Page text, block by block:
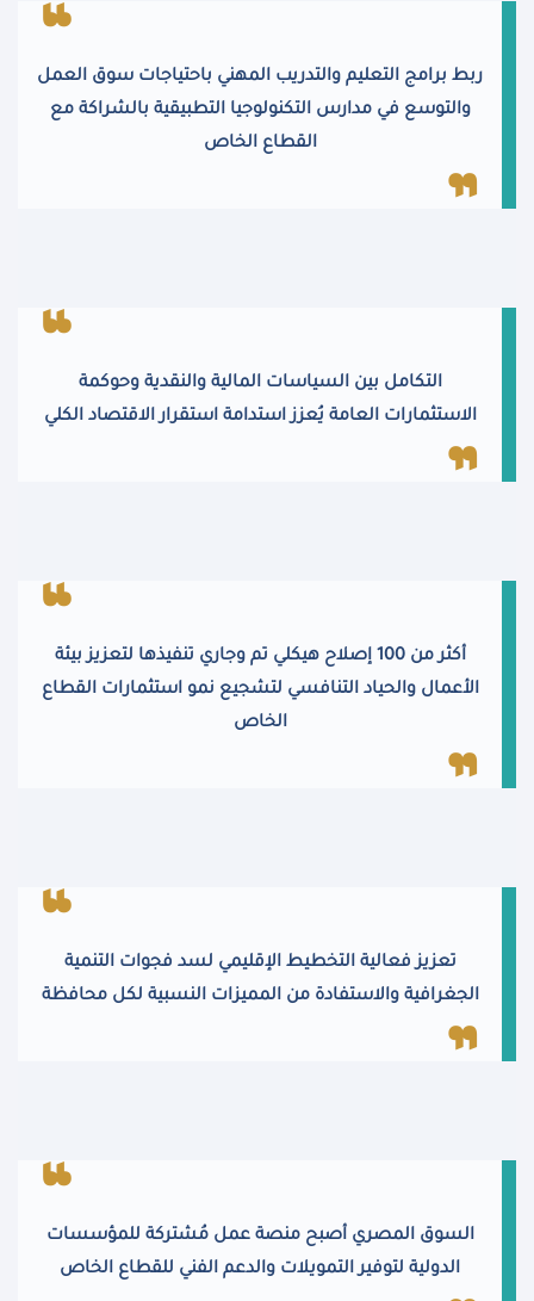
ربط برامج التعليم والتدريب المهني باحتياجات سوق العمل
والتوسع في مدارس التكنولوجيا التطبيقية بالشراكة مع
القطاع الخاص
التكامل بين السياسات المالية والنقدية وحوكمة
الاستثمارات العامة يُعزز استدامة استقرار الاقتصاد الكلي
أكثر من 100 إصلاح هيكلي تم وجاري تنفيذها لتعزيز بيئة
الأعمال والحياد التنافسي لتشجيع نمو استثمارات القطاع
الخاص
تعزيز فعالية التخطيط الإقليمي لسد فجوات التنمية
الجغرافية والاستفادة من المميزات النسبية لكل محافظة
السوق المصري أصبح منصة عمل مُشتركة للمؤسسات
الدولية لتوفير التمويلات والدعم الفني للقطاع الخاص